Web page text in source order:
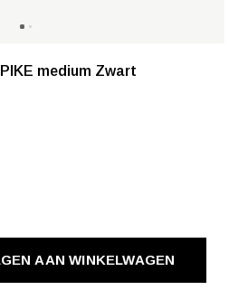
medium Zwart
AAN WINKELWAGEN